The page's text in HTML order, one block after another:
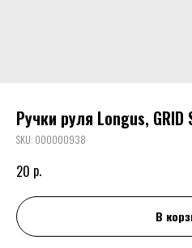
Ручки руля Longus,
SKU: 000000938
20 р.
В